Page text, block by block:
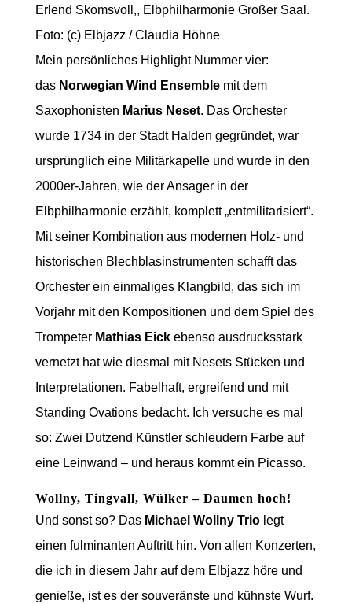
Erlend Skomsvoll,, Elbphilharmonie Großer Saal.
Foto: (c) Elbjazz / Claudia Höhne
Mein persönliches Highlight Nummer vier:
das Norwegian Wind Ensemblemit dem
Saxophonisten Marius Neset. Das Orchester
wurde 1734 in der Stadt Halden gegründet, war
ursprünglich eine Militärkapelle und wurde in den
2000er-Jahren, wie der Ansager in der
Elbphilharmonie erzählt, komplett „entmilitarisiert“.
Mit seiner Kombination aus modernen Holz- und
historischen Blechblasinstrumenten schafft das
Orchester ein einmaliges Klangbild, das sich im
Vorjahr mit den Kompositionen und dem Spiel des
Trompeter Mathias Eickebenso ausdrucksstark
vernetzt hat wie diesmal mit Nesets Stücken und
Interpretationen. Fabelhaft, ergreifend und mit
Standing Ovations bedacht. Ich versuche es mal
so: Zwei Dutzend Künstler schleudern Farbe auf
eine Leinwand – und heraus kommt ein Picasso.
Wollny, Tingvall, Wülker – Daumen hoch!
Und sonst so? Das Michael Wollny Triolegt
einen fulminanten Auftritt hin. Von allen Konzerten,
die ich in diesem Jahr auf dem Elbjazz höre und
genieße, ist es der souveränste und kühnste Wurf.